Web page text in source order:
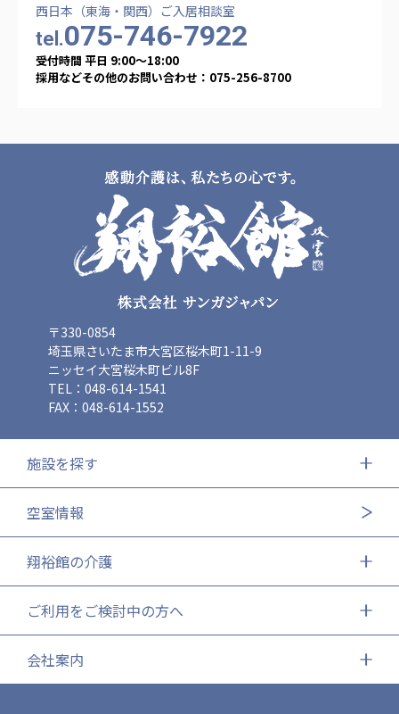
西日本（東海・関西）ご入居相談室
tel.075-746-7922
受付時間 平日 9:00〜18:00
採用などその他のお問い合わせ：075-256-8700
〒330-0854
埼玉県さいたま市大宮区桜木町1-11-9
ニッセイ大宮桜木町ビル8F
TEL：048-614-1541
FAX：048-614-1552
施設を探す
空室情報
翔裕館の介護
ご利用をご検討中の方へ
会社案内